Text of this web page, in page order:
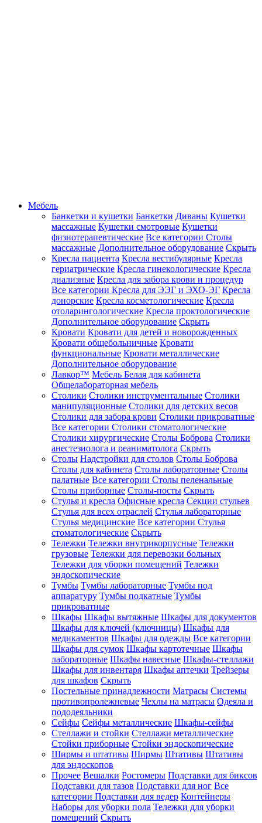
Мебель
Банкетки и кушетки Банкетки Диваны Кушетки
массажные Кушетки смотровые Кушетки
физиотерапевтические Все категории Столы
массажные Дополнительное оборудование Скрыть
Кресла пациента Кресла вестибулярные Кресла
гериатрические Кресла гинекологические Кресла
диализные Кресла для забора крови и процедур
Все категории Кресла для ЭЭГ и ЭХО-ЭГ Кресла
донорские Кресла косметологические Кресла
отоларингологические Кресла проктологические
Дополнительное оборудование Скрыть
Кровати Кровати для детей и новорожденных
Кровати общебольничные Кровати
функциональные Кровати металлические
Дополнительное оборудование
Лавкор™ Мебель Белая для кабинета
Общелабораторная мебель
Столики Столики инструментальные Столики
манипуляционные Столики для детских весов
Столики для забора крови Столики прикроватные
Все категории Столики стоматологические
Столики хирургические Столы Боброва Столики
анестезиолога и реаниматолога Скрыть
Столы Надстройки для столов Столы Боброва
Столы для кабинета Столы лабораторные Столы
палатные Все категории Столы пеленальные
Столы приборные Столы-посты Скрыть
Стулья и кресла Офисные кресла Секции стульев
Стулья для всех отраслей Стулья лабораторные
Стулья медицинские Все категории Стулья
стоматологические Скрыть
Тележки Тележки внутрикорпусные Тележки
грузовые Тележки для перевозки больных
Тележки для уборки помещений Тележки
эндоскопические
Тумбы Тумбы лабораторные Тумбы под
аппаратуру Тумбы подкатные Тумбы
прикроватные
Шкафы Шкафы вытяжные Шкафы для документов
Шкафы для ключей (ключницы) Шкафы для
медикаментов Шкафы для одежды Все категории
Шкафы для сумок Шкафы картотечные Шкафы
лабораторные Шкафы навесные Шкафы-стеллажи
Шкафы для инвентаря Шкафы аптечки Трейзеры
для шкафов Скрыть
Постельные принадлежности Матрасы Системы
противопролежневые Чехлы на матрасы Одеяла и
пододеяльники
Сейфы Сейфы металлические Шкафы-сейфы
Стеллажи и стойки Стеллажи металлические
Стойки приборные Стойки эндоскопические
Ширмы и штативы Ширмы Штативы Штативы
для эндоскопов
Прочее Вешалки Ростомеры Подставки для биксов
Подставки для тазов Подставки для ног Все
категории Подставки для ведер Контейнеры
Наборы для уборки пола Тележки для уборки
помещений Скрыть